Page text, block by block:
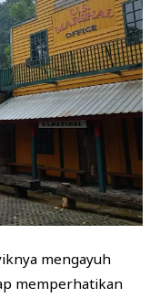
mengayuh
memperhatikan